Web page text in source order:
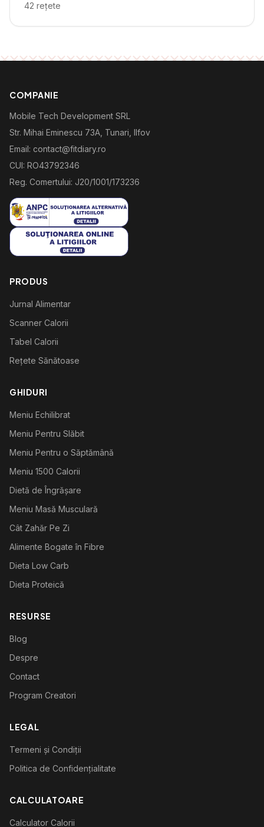
42 rețete
COMPANIE
Mobile Tech Development SRL
Str. Mihai Eminescu 73A, Tunari, Ilfov
Email: contact@fitdiary.ro
CUI: RO43792346
Reg. Comertului: J20/1001/173236
PRODUS
Jurnal Alimentar
Scanner Calorii
Tabel Calorii
Rețete Sănătoase
GHIDURI
Meniu Echilibrat
Meniu Pentru Slăbit
Meniu Pentru o Săptămână
Meniu 1500 Calorii
Dietă de Îngrășare
Meniu Masă Musculară
Cât Zahăr Pe Zi
Alimente Bogate în Fibre
Dieta Low Carb
Dieta Proteică
RESURSE
Blog
Despre
Contact
Program Creatori
LEGAL
Termeni și Condiții
Politica de Confidențialitate
CALCULATOARE
Calculator Calorii